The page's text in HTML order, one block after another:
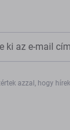
azzal, hogy